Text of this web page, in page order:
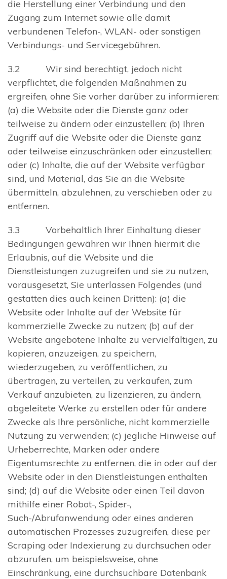
die Herstellung einer Verbindung und den
Zugang zum Internet sowie alle damit
verbundenen Telefon-, WLAN- oder sonstigen
Verbindungs- und Servicegebühren.
3.2 Wir sind berechtigt, jedoch nicht
verpflichtet, die folgenden Maßnahmen zu
ergreifen, ohne Sie vorher darüber zu informieren:
(a) die Website oder die Dienste ganz oder
teilweise zu ändern oder einzustellen; (b) Ihren
Zugriff auf die Website oder die Dienste ganz
oder teilweise einzuschränken oder einzustellen;
oder (c) Inhalte, die auf der Website verfügbar
sind, und Material, das Sie an die Website
übermitteln, abzulehnen, zu verschieben oder zu
entfernen.
3.3 Vorbehaltlich Ihrer Einhaltung dieser
Bedingungen gewähren wir Ihnen hiermit die
Erlaubnis, auf die Website und die
Dienstleistungen zuzugreifen und sie zu nutzen,
vorausgesetzt, Sie unterlassen Folgendes (und
gestatten dies auch keinen Dritten): (a) die
Website oder Inhalte auf der Website für
kommerzielle Zwecke zu nutzen; (b) auf der
Website angebotene Inhalte zu vervielfältigen, zu
kopieren, anzuzeigen, zu speichern,
wiederzugeben, zu veröffentlichen, zu
übertragen, zu verteilen, zu verkaufen, zum
Verkauf anzubieten, zu lizenzieren, zu ändern,
abgeleitete Werke zu erstellen oder für andere
Zwecke als Ihre persönliche, nicht kommerzielle
Nutzung zu verwenden; (c) jegliche Hinweise auf
Urheberrechte, Marken oder andere
Eigentumsrechte zu entfernen, die in oder auf der
Website oder in den Dienstleistungen enthalten
sind; (d) auf die Website oder einen Teil davon
mithilfe einer Robot-, Spider-,
Such-/Abrufanwendung oder eines anderen
automatischen Prozesses zuzugreifen, diese per
Scraping oder Indexierung zu durchsuchen oder
abzurufen, um beispielsweise, ohne
Einschränkung, eine durchsuchbare Datenbank